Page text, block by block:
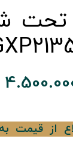
تحت
از قیمت